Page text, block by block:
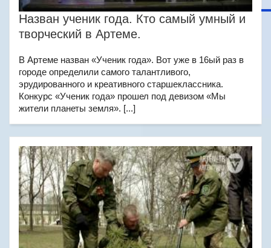
Назван ученик года. Кто самый умный и
творческий в Артеме.
В Артеме назван «Ученик года». Вот уже в 16ый раз в
городе определили самого талантливого,
эрудированного и креативного старшеклассника.
Конкурс «Ученик года» прошел под девизом «Мы
жители планеты земля». [...]